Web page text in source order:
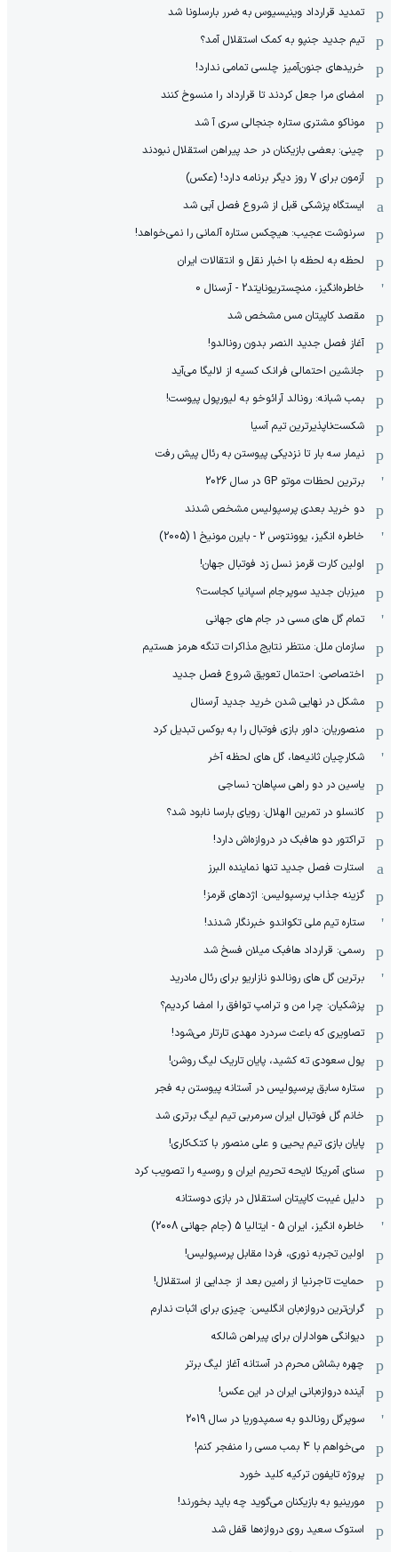
تمدید قرارداد وینیسیوس به ضرر بارسلونا شد
تیم جدید جنپو به کمک استقلال آمد؟
خریدهای جنون‌آمیز چلسی تمامی ندارد!
امضای مرا جعل کردند تا قرارداد را منسوخ کنند
موناکو مشتری ستاره جنجالی سری آ شد
چینی: بعضی بازیکنان در حد پیراهن استقلال نبودند
آزمون برای 7 روز دیگر برنامه دارد! (عکس)
ایستگاه پزشکی قبل از شروع فصل آبی شد
سرنوشت عجیب: هیچکس ستاره آلمانی را نمی‌خواهد!
لحظه به لحظه با اخبار نقل و انتقالات ایران
خاطره‌انگیز، منچستریونایتد2 - آرسنال 0
مقصد کاپیتان مس مشخص شد
آغاز فصل جدید النصر بدون رونالدو!
جانشین احتمالی فرانک کسیه از لالیگا می‌آید
بمب شبانه: رونالد آرائوخو به لیورپول پیوست!
شکست‌ناپذیرترین تیم آسیا
نیمار سه بار تا نزدیکی پیوستن به رئال پیش رفت
برترین لحظات موتو GP در سال 2026
دو خرید بعدی پرسپولیس مشخص شدند
خاطره انگیز، یوونتوس 2 - بایرن مونیخ 1 (2005)
اولین کارت قرمز نسل زد فوتبال جهان!
میزبان جدید سوپرجام اسپانیا کجاست؟
تمام گل های مسی در جام های جهانی
سازمان ملل: منتظر نتایج مذاکرات تنگه هرمز هستیم
اختصاصی: احتمال تعویق شروع فصل جدید
مشکل در نهایی شدن خرید جدید آرسنال
منصوریان: داور بازی فوتبال را به بوکس تبدیل کرد
شکارچیان ثانیه‌ها، گل های لحظه آخر
یاسین در دو راهی سپاهان- نساجی
کانسلو در تمرین الهلال: رویای بارسا نابود شد؟
تراکتور دو هافبک در دروازه‌اش دارد!
استارت فصل جدید تنها نماینده البرز
گزینه جذاب پرسپولیس: اژدهای قرمز!
ستاره تیم ملی تکواندو خبرنگار شدند!
رسمی: قرارداد هافبک میلان فسخ شد
برترین گل های رونالدو نازاریو برای رئال مادرید
پزشکیان: چرا من و ترامپ توافق را امضا کردیم؟
تصاویری که باعث سردرد مهدی تارتار می‌شود!
پول سعودی ته کشید، پایان تاریک لیگ روشن!
ستاره سابق پرسپولیس در آستانه پیوستن به فجر
خانم گل فوتبال ایران سرمربی تیم لیگ برتری شد
پایان بازی تیم یحیی و علی منصور با کتک‌کاری!
سنای آمریکا لایحه تحریم ایران و روسیه را تصویب کرد
دلیل غیبت کاپیتان استقلال در بازی دوستانه
خاطره انگیز، ایران 5 - ایتالیا 5 (جام جهانی 2008)
اولین تجربه نوری، فردا مقابل پرسپولیس!
حمایت تاجرنیا از رامین بعد از جدایی از استقلال!
گران‌ترین دروازه‌بان انگلیس: چیزی برای اثبات ندارم
دیوانگی هواداران برای پیراهن شالکه
چهره بشاش محرم در آستانه آغاز لیگ برتر
آینده دروازه‌بانی ایران در این عکس!
سوپرگل رونالدو به سمپدوریا در سال 2019
می‌خواهم با 4 بمب مسی را منفجر کنم!
پروژه تایفون ترکیه کلید خورد
مورینیو به بازیکنان می‌گوید چه باید بخورند!
استوک سعید روی دروازه‌ها قفل شد